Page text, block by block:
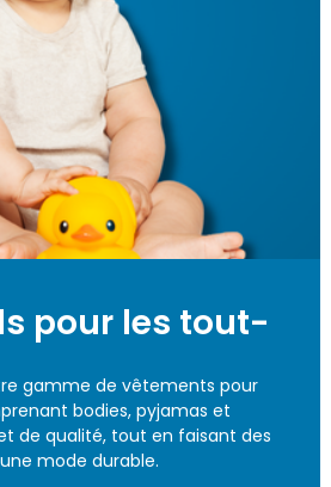
pour les tout-
gamme de vêtements pour
bodies, pyjamas et
de qualité, tout en faisant des
mode durable.